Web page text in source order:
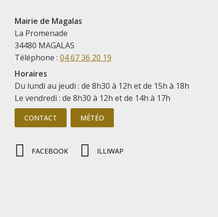
Mairie de Magalas
La Promenade
34480 MAGALAS
Téléphone : 04 67 36 20 19
Horaires
Du lundi au jeudi : de 8h30 à 12h et de 15h à 18h
Le vendredi : de 8h30 à 12h et de 14h à 17h
CONTACT MÉTÉO
FACEBOOK ILLIWAP